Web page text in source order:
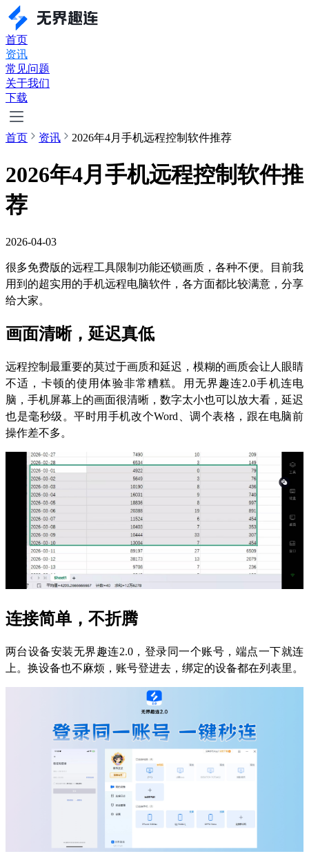
首页
资讯
常见问题
关于我们
下载
首页 资讯 2026年4月手机远程控制软件推荐
2026年4月手机远程控制软件推
荐
2026-04-03
很多免费版的远程工具限制功能还锁画质，各种不便。目前我
用到的超实用的手机远程电脑软件，各方面都比较满意，分享
给大家。
画面清晰，延迟真低
远程控制最重要的莫过于画质和延迟，模糊的画质会让人眼睛
不适，卡顿的使用体验非常糟糕。用无界趣连2.0手机连电
脑，手机屏幕上的画面很清晰，数字太小也可以放大看，延迟
也是毫秒级。平时用手机改个Word、调个表格，跟在电脑前
操作差不多。
连接简单，不折腾
两台设备安装无界趣连2.0，登录同一个账号，端点一下就连
上。换设备也不麻烦，账号登进去，绑定的设备都在列表里。